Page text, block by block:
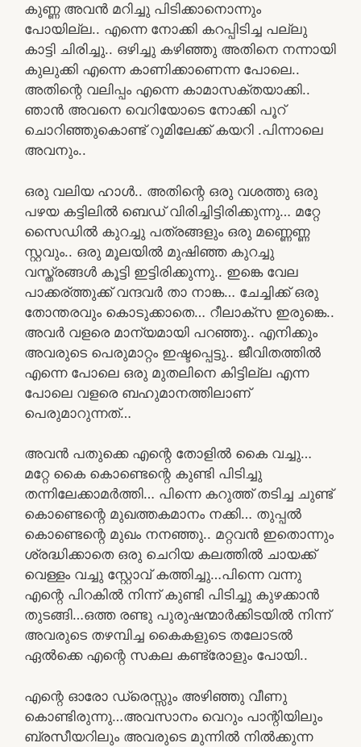
കുണ്ണ അവൻ മറിച്ചു പിടിക്കാനൊന്നും
പോയില്ല.. എന്നെ നോക്കി കറപ്പിടിച്ച പല്ലു
കാട്ടി ചിരിച്ചു.. ഒഴിച്ചു കഴിഞ്ഞു അതിനെ നന്നായി
കുലുക്കി എന്നെ കാണിക്കാണെന്ന പോലെ..
അതിന്റെ വലിപ്പം എന്നെ കാമാസക്‌തയാക്കി..
ഞാൻ അവനെ വെറിയോടെ നോക്കി പൂറ്
ചൊറിഞ്ഞുകൊണ്ട് റൂമിലേക്ക് കയറി .പിന്നാലെ
അവനും..
ഒരു വലിയ ഹാൾ.. അതിന്റെ ഒരു വശത്തു ഒരു
പഴയ കട്ടിലിൽ ബെഡ് വിരിച്ചിട്ടിരിക്കുന്നു… മറ്റേ
സൈഡിൽ കുറച്ചു പത്രങ്ങളും ഒരു മണ്ണെണ്ണ
സ്റ്റവും.. ഒരു മൂലയിൽ മുഷിഞ്ഞ കുറച്ചു
വസ്ത്രങ്ങൾ കൂട്ടി ഇട്ടിരിക്കുന്നു.. ഇങ്കെ വേല
പാക്കര്ത്തുക്ക് വന്ദവർ താ നാങ്ക… ചേച്ചിക്ക് ഒരു
തോന്തരവും കൊടുക്കാതെ… റീലാക്സ ഇരുങ്കെ..
അവർ വളരെ മാന്യമായി പറഞ്ഞു.. എനിക്കും
അവരുടെ പെരുമാറ്റം ഇഷ്ടപ്പെട്ടു.. ജീവിതത്തിൽ
എന്നെ പോലെ ഒരു മുതലിനെ കിട്ടില്ല എന്ന
പോലെ വളരെ ബഹുമാനത്തിലാണ്
പെരുമാറുന്നത്…
അവൻ പതുക്കെ എന്റെ തോളിൽ കൈ വച്ചു…
മറ്റേ കൈ കൊണ്ടെന്റെ കുണ്ടി പിടിച്ചു
തന്നിലേക്കാമർത്തി… പിന്നെ കറുത്ത് തടിച്ച ചുണ്ട്
കൊണ്ടെന്റെ മുഖത്തകമാനം നക്കി… തുപ്പൽ
കൊണ്ടെന്റെ മുഖം നനഞ്ഞു.. മറ്റവൻ ഇതൊന്നും
ശ്രദ്ധിക്കാതെ ഒരു ചെറിയ കലത്തിൽ ചായക്ക്‌
വെള്ളം വച്ചു സ്റ്റോവ് കത്തിച്ചു…പിന്നെ വന്നു
എന്റെ പിറകിൽ നിന്ന് കുണ്ടി പിടിച്ചു കുഴക്കാൻ
തുടങ്ങി…ഒത്ത രണ്ടു പുരുഷന്മാർക്കിടയിൽ നിന്ന്
അവരുടെ തഴമ്പിച്ച കൈകളുടെ തലോടൽ
ഏൽക്കെ എന്റെ സകല കണ്ട്രോളും പോയി..
എന്റെ ഓരോ ഡ്രെസ്സും അഴിഞ്ഞു വീണു
കൊണ്ടിരുന്നു…അവസാനം വെറും പാന്റിയിലും
ബ്രസീയറിലും അവരുടെ മുന്നിൽ നിൽക്കുന്ന